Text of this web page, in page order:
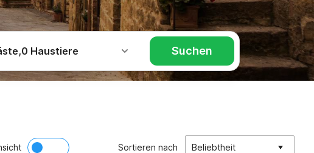
,0 Haustiere Suchen
Sortieren nach Beliebtheit